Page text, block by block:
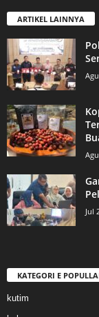
ARTIKEL LAINNYA
Jul
KATEGORI E
kutim